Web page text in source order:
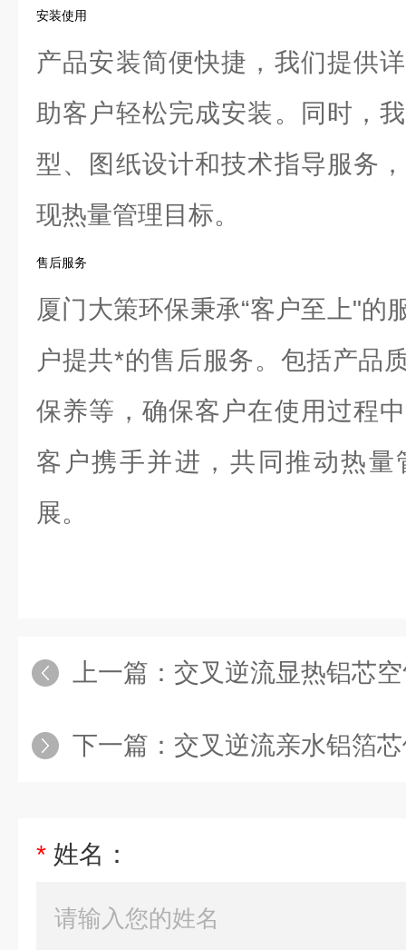
安装使用
产品安装简便快捷，我们提供
助客户轻松完成安装。同时，
型、图纸设计和技术指导服务
现热量管理目标。
售后服务
厦门大策环保秉承“客户至上"的
户提共*的售后服务。包括产品
保养等，确保客户在使用过程
客户携手并进，共同推动热
展。
上一篇： 交叉逆流显热铝芯
下一篇： 交叉逆流亲水铝箔
* 姓名：